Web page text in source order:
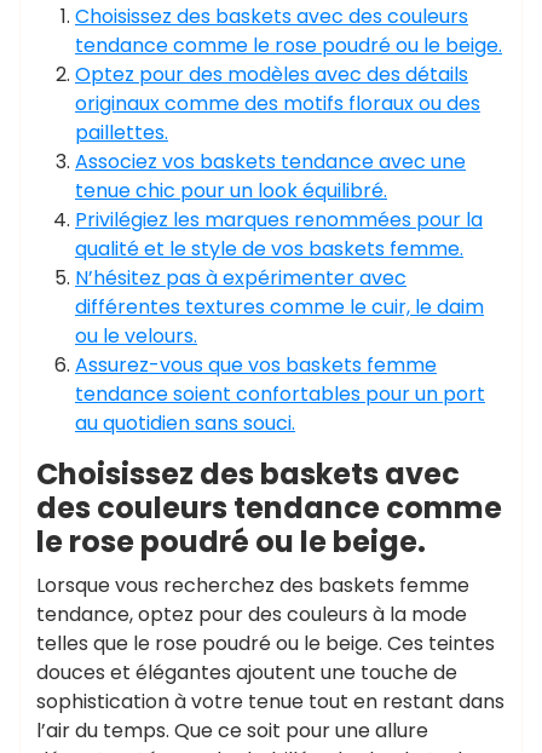
Choisissez des baskets avec des couleurs
tendance comme le rose poudré ou le beige.
Optez pour des modèles avec des détails
originaux comme des motifs floraux ou des
paillettes.
Associez vos baskets tendance avec une
tenue chic pour un look équilibré.
Privilégiez les marques renommées pour la
qualité et le style de vos baskets femme.
N’hésitez pas à expérimenter avec
différentes textures comme le cuir, le daim
ou le velours.
Assurez-vous que vos baskets femme
tendance soient confortables pour un port
au quotidien sans souci.
Choisissez des baskets avec
des couleurs tendance comme
le rose poudré ou le beige.
Lorsque vous recherchez des baskets femme
tendance, optez pour des couleurs à la mode
telles que le rose poudré ou le beige. Ces teintes
douces et élégantes ajoutent une touche de
sophistication à votre tenue tout en restant dans
l’air du temps. Que ce soit pour une allure